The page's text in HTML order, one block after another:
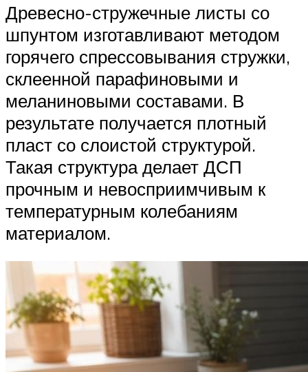
Древесно-стружечные листы со
шпунтом изготавливают методом
горячего спрессовывания стружки,
склеенной парафиновыми и
меланиновыми составами. В
результате получается плотный
пласт со слоистой структурой.
Такая структура делает ДСП
прочным и невосприимчивым к
температурным колебаниям
материалом.